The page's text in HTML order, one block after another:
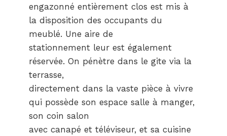
engazonné entièrement clos est mis à
la disposition des occupants du
meublé. Une aire de
stationnement leur est également
réservée. On pénètre dans le gite via la
terrasse,
directement dans la vaste pièce à vivre
qui possède son espace salle à manger,
son coin salon
avec canapé et téléviseur, et sa cuisine